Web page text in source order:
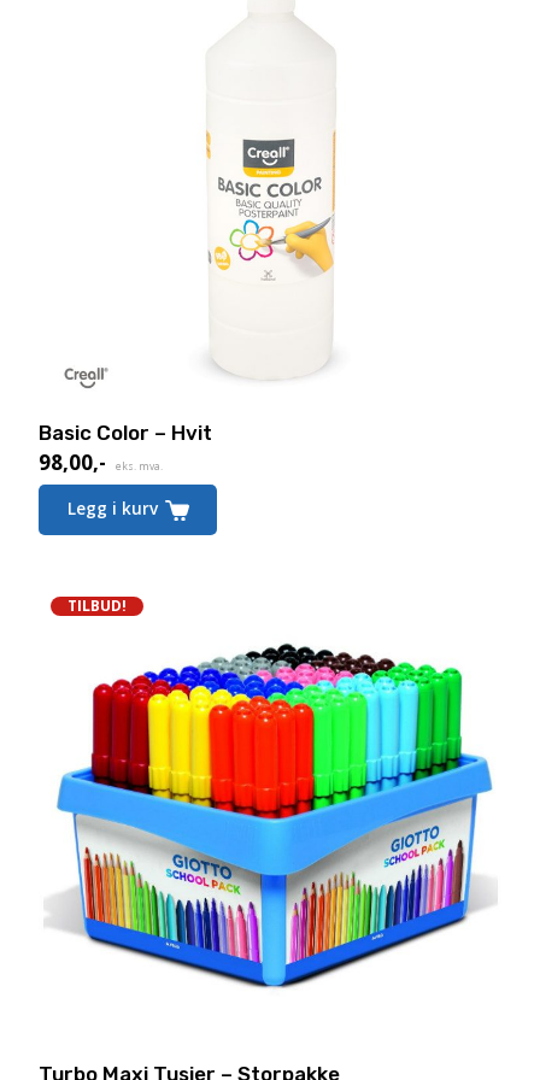
Basic Color – Hvit
98,00,- eks. mva.
Legg i kurv
TILBUD!
Turbo Maxi Tusjer – Storpakke